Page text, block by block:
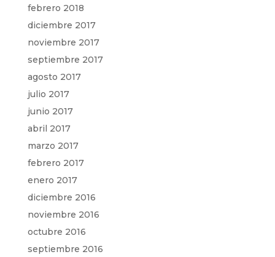
febrero 2018
diciembre 2017
noviembre 2017
septiembre 2017
agosto 2017
julio 2017
junio 2017
abril 2017
marzo 2017
febrero 2017
enero 2017
diciembre 2016
noviembre 2016
octubre 2016
septiembre 2016